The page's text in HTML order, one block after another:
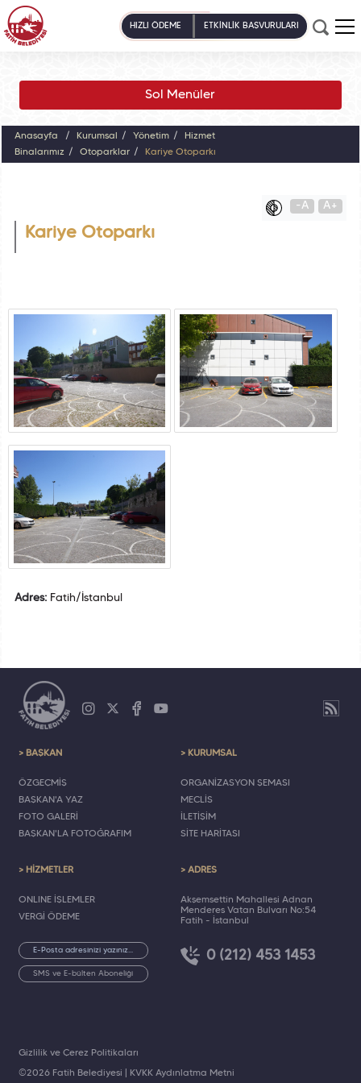
HIZLI ÖDEME ETKİNLİK BAŞVURULARI
Sol Menüler
Anasayfa Kurumsal Yönetim
Hizmet
Binalarımız
Otoparklar Kariye Otoparkı
-A A+
Kariye Otoparkı
Adres:Fatih/İstanbul
> BAŞKAN
ÖZGEÇMİŞ
BAŞKAN'A YAZ
FOTO GALERİ
BAŞKAN'LA FOTOĞRAFIM
> KURUMSAL
ORGANİZASYON ŞEMASI
MECLİS
İLETİŞİM
SİTE HARİTASI
> HİZMETLER
ONLINE İŞLEMLER
VERGİ ÖDEME
SMS ve E-bülten Aboneliği
> ADRES
Akşemsettin Mahallesi Adnan
Menderes Vatan Bulvarı No:54
Fatih - İstanbul
0 (212) 453 1453
©2026 Fatih Belediyesi | KVKK Aydınlatma Metni
Gizlilik ve Çerez Politikaları